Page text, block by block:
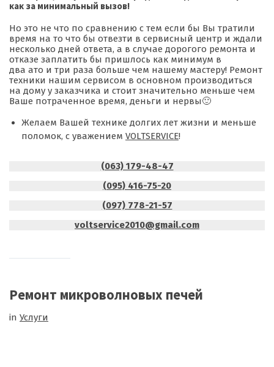
как за минимальный вызов!
Но это не что по сравнению с тем если бы Вы тратили
время на то что бы отвезти в сервисный центр и ждали
несколько дней ответа, а в случае дорогого ремонта и
отказе заплатить бы пришлось как минимум в
два ато и три раза больше чем нашему мастеру! Ремонт
техники нашим сервисом в основном производиться
на дому у заказчика и стоит значительно меньше чем
Ваше потраченное время, деньги и нервы🙂
Желаем Вашей технике долгих лет жизни и меньше
поломок, с уважением VOLTSERVICE!
(063) 179-48-47
(095) 416-75-20
(097) 778-21-57
voltservice2010@gmail.com
Ремонт микроволновых печей
in Услуги